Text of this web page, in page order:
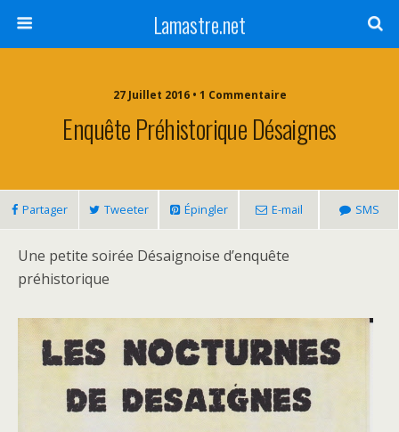
Lamastre.net
27 Juillet 2016 • 1 Commentaire
Enquête Préhistorique Désaignes
Partager Tweeter Épingler E-mail SMS
Une petite soirée Désaignoise d’enquête
préhistorique